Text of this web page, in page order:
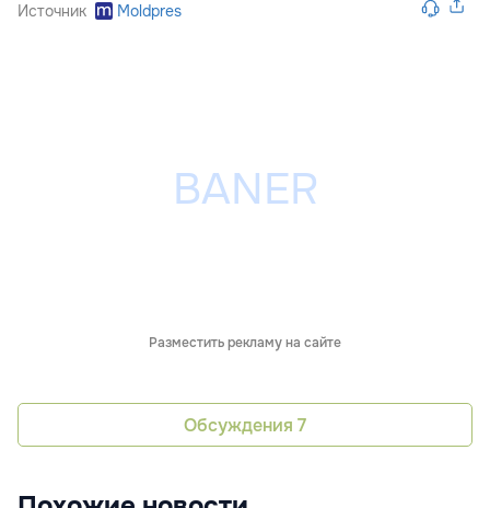
Источник Moldpres
Разместить рекламу на сайте
Обсуждения 7